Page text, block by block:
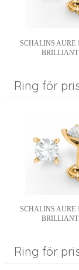
SCHALINS AURE
BRILLIANT
Ring för
SCHALINS AURE
BRILLIANT
Ring för